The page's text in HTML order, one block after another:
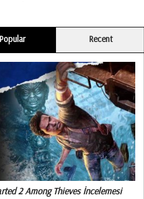
Popular Recent
2 Among Thieves İncelemesi